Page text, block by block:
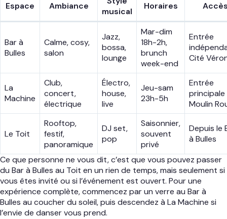
Espace Ambiance
musical
Horaires
Bar à
Bulles
Calme, cosy,
salon
Jazz,
bossa,
lounge
Mar-dim
18h-2h,
brunch
week-end
Entrée
Cité
La
Machine
Club,
concert,
électrique
Électro,
house,
live
Jeu-sam
23h-5h
Entrée
principale
Moulin
Le Toit
Rooftop,
festif,
panoramique
DJ set,
pop
Saisonnier,
souvent
privé
Depuis le
à Bulles
Ce que personne ne vous dit, c’est que vous pouvez passer
du Bar à Bulles au Toit en un rien de temps, mais seulement si
vous êtes invité ou si l’événement est ouvert. Pour une
expérience complète, commencez par un verre au Bar à
Bulles au coucher du soleil, puis descendez à La Machine si
l’envie de danser vous prend.